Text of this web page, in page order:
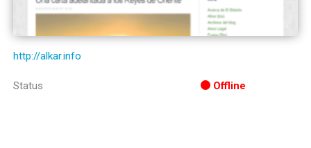
http://alkar.info
Status Offline